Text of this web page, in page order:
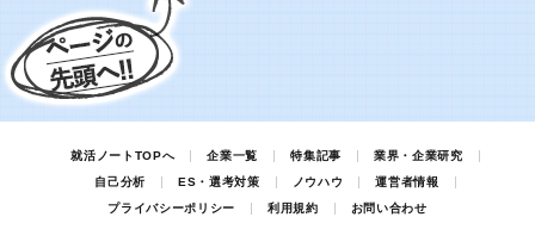
就活ノートTOPへ 企業一覧 特集記事
業界・企業研究
自己分析
ES・選考対策 ノウハウ
運営者情報
プライバシーポリシー
利用規約 お問い合わせ